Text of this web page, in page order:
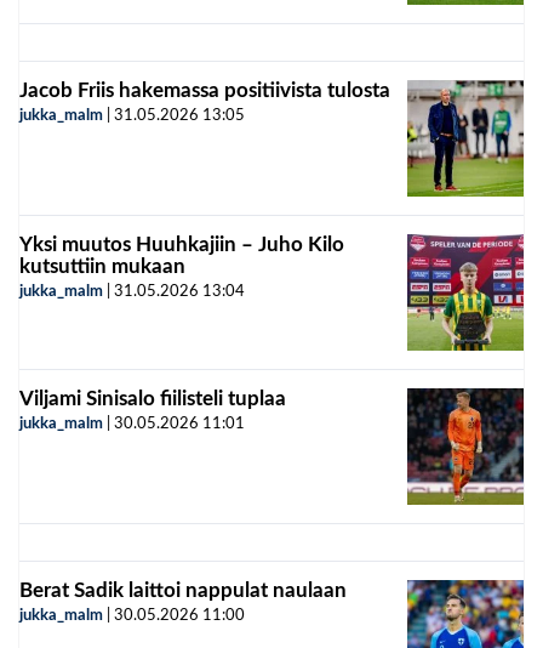
Jacob Friis hakemassa positiivista tulosta
jukka_malm 31.05.2026 13:05
Yksi muutos Huuhkajiin – Juho Kilo
kutsuttiin mukaan
jukka_malm 31.05.2026 13:04
Viljami Sinisalo fiilisteli tuplaa
jukka_malm 30.05.2026 11:01
Berat Sadik laittoi nappulat naulaan
jukka_malm 30.05.2026 11:00